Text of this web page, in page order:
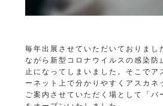
毎年出展させていただいておりまし
ながら新型コロナウイルスの感染
止になってしまいました。そこでア
ーネット上で分かりやすくアスカネ
ご案内させていただく場として「バ